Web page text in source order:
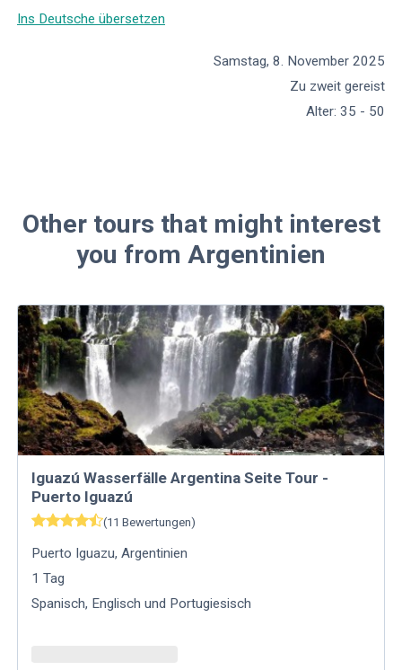
Ins Deutsche übersetzen
Samstag, 8. November 2025
Zu zweit gereist
Alter: 35 - 50
Other tours that might interest
you from Argentinien
Iguazú Wasserfälle Argentina Seite Tour -
Puerto Iguazú
(11 Bewertungen)
Puerto Iguazu,Argentinien
1 Tag
Spanisch, Englisch und Portugiesisch